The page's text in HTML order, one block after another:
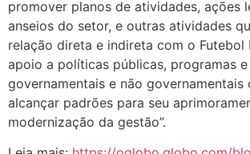
promover planos de atividades, ações
anseios do setor, e outras atividades
relação direta e indireta com o Futebol
apoio a políticas públicas, programas
governamentais e não
alcançar padrões para seu
modernização da gestão”.